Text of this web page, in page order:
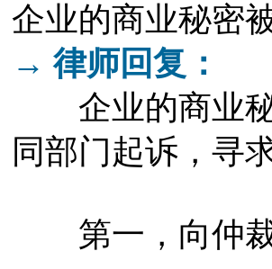
企业的商业秘密
→ 律师回复：
企业的商业秘
同部门起诉，寻
第一，向仲裁